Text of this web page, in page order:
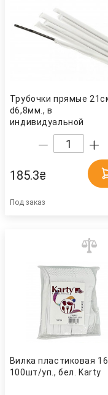
Трубочки прямые
d6,8мм., в
индивидуальной
бумажной упаковке,
200шт., черн. Украина
185.3₴
Под заказ
Вилка пластиковая
100шт/уп., бел. Karty